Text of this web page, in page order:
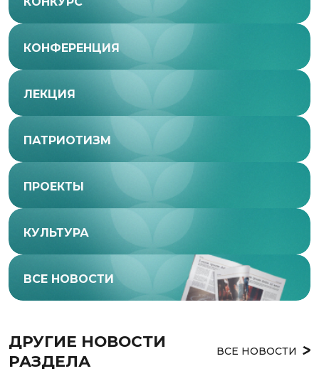
КОНФЕРЕНЦИЯ
ЛЕКЦИЯ
ПАТРИОТИЗМ
ПРОЕКТЫ
КУЛЬТУРА
ВСЕ НОВОСТИ
ДРУГИЕ НОВОСТИ
РАЗДЕЛА
ВСЕ НОВОСТИ